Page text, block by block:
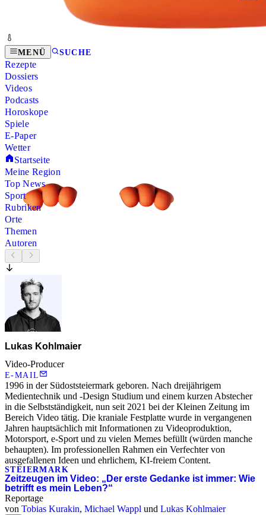
MENÜ SUCHE
Rezepte
Dossiers
Videos
Podcasts
Horoskope
Spiele
E-Paper
Wetter
Startseite
Meine Region
Top News
Sport
Rubriken
Orte
Themen
Autoren
Lukas Kohlmaier
Video-Producer
E-MAIL
1996 in der Südoststeiermark geboren. Nach dreijährigem
Medientechnik und -Design Studium und einem kurzen Abstecher
in die Selbstständigkeit, nun seit 2021 bei der Kleinen Zeitung im
Bereich Video tätig. Die kraniale Festplatte wurde in vergangenen
Jahren hauptsächlich mit Informationen zu Videoproduktion,
Motorsport, e-Sport und zu vielen Memes befüllt (würden manche
behaupten). Im professionellen Rahmen ein Verfechter von
ausgefallenen Ideen und ehrlichem, KI-freiem Content.
STEIERMARK
Zeitzeugen im Video: „Der erste Gedanke ist immer: Wie
betrifft es mein Leben?“
Reportage
von Tobias Kurakin, Michael Wappl und Lukas Kohlmaier